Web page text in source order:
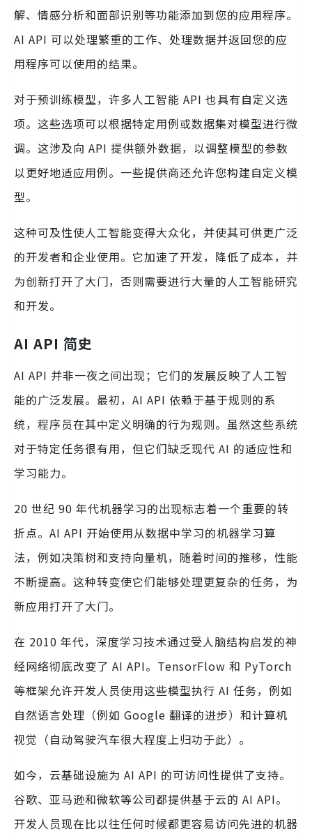
解、情感分析和面部识别等功能添加到您的应用程序。
AI API 可以处理繁重的工作、处理数据并返回您的应
用程序可以使用的结果。
对于预训练模型，许多人工智能 API 也具有自定义选
项。这些选项可以根据特定用例或数据集对模型进行微
调。这涉及向 API 提供额外数据，以调整模型的参数
以更好地适应用例。一些提供商还允许您构建自定义模
型。
这种可及性使人工智能变得大众化，并使其可供更广泛
的开发者和企业使用。它加速了开发，降低了成本，并
为创新打开了大门，否则需要进行大量的人工智能研究
和开发。
AI API 简史
AI API 并非一夜之间出现；它们的发展反映了人工智
能的广泛发展。最初，AI API 依赖于基于规则的系
统，程序员在其中定义明确的行为规则。虽然这些系统
对于特定任务很有用，但它们缺乏现代 AI 的适应性和
学习能力。
20 世纪 90 年代机器学习的出现标志着一个重要的转
折点。AI API 开始使用从数据中学习的机器学习算
法，例如决策树和支持向量机，随着时间的推移，性能
不断提高。这种转变使它们能够处理更复杂的任务，为
新应用打开了大门。
在 2010 年代，深度学习技术通过受人脑结构启发的神
经网络彻底改变了 AI API。TensorFlow 和 PyTorch
等框架允许开发人员使用这些模型执行 AI 任务，例如
自然语言处理（例如 Google 翻译的进步）和计算机
视觉（自动驾驶汽车很大程度上归功于此）。
如今，云基础设施为 AI API 的可访问性提供了支持。
谷歌、亚马逊和微软等公司都提供基于云的 AI API。
开发人员现在比以往任何时候都更容易访问先进的机器